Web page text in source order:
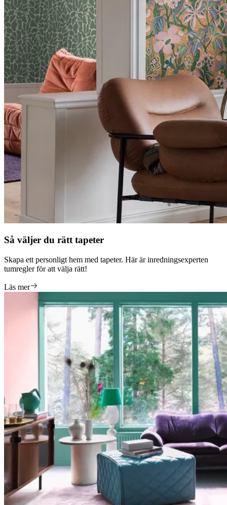
Så väljer du rätt tapeter
Skapa ett personligt hem med tapeter. Här är inredningsexperten
tumregler för att välja rätt!
Läs mer